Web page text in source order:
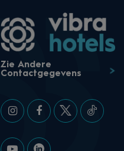
Zie Andere
Contactgegevens